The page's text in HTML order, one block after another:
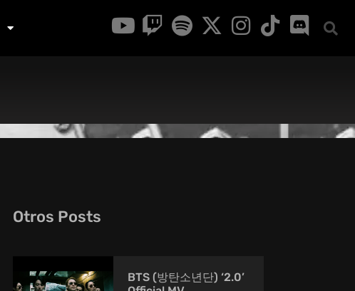
Otros Posts
BTS (방탄소년단) ‘2.0’